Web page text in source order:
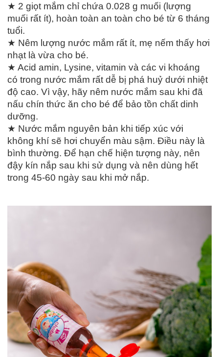
★ 2 giọt mắm chỉ chứa 0.028 g muối (lượng
muối rất ít), hoàn toàn an toàn cho bé từ 6 tháng
tuổi.
★ Nêm lượng nước mắm rất ít, mẹ nếm thấy hơi
nhạt là vừa cho bé.
★ Acid amin, Lysine, vitamin và các vi khoáng
có trong nước mắm rất dễ bị phá huỷ dưới nhiệt
độ cao. Vì vậy, hãy nêm nước mắm sau khi đã
nấu chín thức ăn cho bé để bảo tồn chất dinh
dưỡng.
★ Nước mắm nguyên bản khi tiếp xúc với
không khí sẽ hơi chuyển màu sậm. Điều này là
bình thường. Để hạn chế hiện tượng này, nên
đậy kín nắp sau khi sử dụng và nên dùng hết
trong 45-60 ngày sau khi mở nắp.